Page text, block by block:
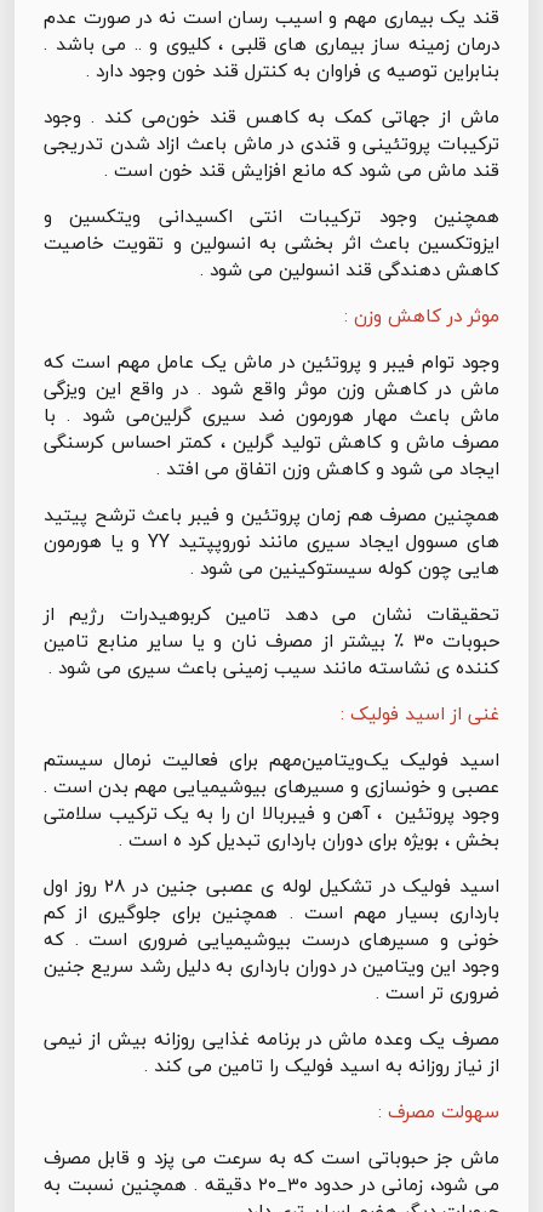
قند یک بیماری مهم و اسیب رسان است نه در صورت عدم
درمان زمینه ساز بیماری های قلبی ، کلیوی و .. می باشد .
بنابراین توصیه ی فراوان به کنترل قند خون وجود دارد .
ماش از جهاتی کمک به کاهس قند خون‌می کند . وجود
ترکیبات پروتئینی و قندی در ماش باعث ازاد شدن تدریجی
قند ماش می شود که مانع افزایش قند خون است .
همچنین وجود ترکیبات انتی اکسیدانی ویتکسین و
ایزوتکسین باعث اثر بخشی به انسولین و تقویت خاصیت
کاهش دهندگی قند انسولین می شود .
موثر در کاهش وزن :
وجود توام فیبر و پروتئین در ماش یک عامل مهم است که
ماش در کاهش وزن موثر واقع شود . در واقع این ویزگی
ماش باعث مهار هورمون ضد سیری گرلین‌می شود . با
مصرف ماش و کاهش تولید گرلین ، کمتر احساس کرسنگی
ایجاد می شود و کاهش وزن اتفاق می افتد .
همچنین مصرف هم زمان پروتئین و فیبر باعث ترشح پیتید
های مسوول ایجاد سیری مانند نوروپپتید YY و یا هورمون
هایی چون کوله سیستوکینین می شود .
تحقیقات نشان می دهد تامین کربوهیدرات رژیم از
حبوبات ۳۰ ٪ بیشتر از مصرف نان و یا سایر منابع تامین
کننده ی نشاسته مانند سیب زمینی باعث سیری می شود .
غنی از اسید فولیک :
اسید فولیک یک‌ویتامین‌مهم برای فعالیت نرمال سیستم
عصبی و خونسازی و مسیرهای بیوشیمیایی مهم بدن است .
وجود پروتئین ، آهن و فیبربالا ان را به یک ترکیب سلامتی
بخش ، بویژه برای دوران بارداری تبدیل کرد ه است .
اسید فولیک در تشکیل لوله ی عصبی جنین در ۲۸ روز اول
بارداری بسیار مهم است . همچنین برای جلوگیری از کم
خونی و مسیرهای درست بیوشیمیایی ضروری است . که
وجود این ویتامین در دوران بارداری به دلیل رشد سریع جنین
ضروری تر است .
مصرف یک وعده ماش در برنامه غذایی روزانه بیش از نیمی
از نیاز روزانه به اسید فولیک را تامین می کند .
سهولت مصرف :
ماش جز حبوباتی است که به سرعت می پزد و قابل مصرف
می شود، زمانی در حدود ۳۰_۲۰ دقیقه . همچنین نسبت به